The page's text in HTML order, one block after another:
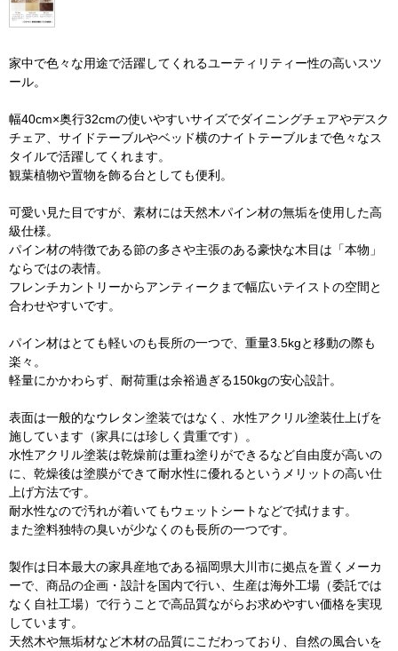
家中で色々な用途で活躍してくれるユーティリティー性の高いスツ
ール。
幅40cm×奥行32cmの使いやすいサイズでダイニングチェアやデスク
チェア、サイドテーブルやベッド横のナイトテーブルまで色々なス
タイルで活躍してくれます。
観葉植物や置物を飾る台としても便利。
可愛い見た目ですが、素材には天然木パイン材の無垢を使用した高
級仕様。
パイン材の特徴である節の多さや主張のある豪快な木目は「本物」
ならではの表情。
フレンチカントリーからアンティークまで幅広いテイストの空間と
合わせやすいです。
パイン材はとても軽いのも長所の一つで、重量3.5kgと移動の際も
楽々。
軽量にかかわらず、耐荷重は余裕過ぎる150kgの安心設計。
表面は一般的なウレタン塗装ではなく、水性アクリル塗装仕上げを
施しています（家具には珍しく貴重です）。
水性アクリル塗装は乾燥前は重ね塗りができるなど自由度が高いの
に、乾燥後は塗膜ができて耐水性に優れるというメリットの高い仕
上げ方法です。
耐水性なので汚れが着いてもウェットシートなどで拭けます。
また塗料独特の臭いが少なくのも長所の一つです。
製作は日本最大の家具産地である福岡県大川市に拠点を置くメーカ
ーで、商品の企画・設計を国内で行い、生産は海外工場（委託では
なく自社工場）で行うことで高品質ながらお求めやすい価格を実現
しています。
天然木や無垢材など木材の品質にこだわっており、自然の風合いを